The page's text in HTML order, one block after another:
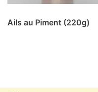
Ails au Piment (220g)